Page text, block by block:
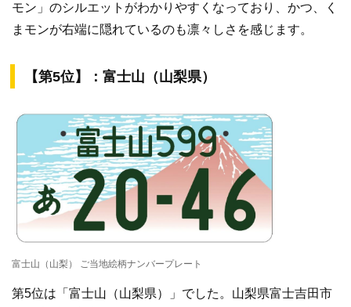
モン」のシルエットがわかりやすくなっており、かつ、く
まモンが右端に隠れているのも凛々しさを感じます。
【第5位】：富士山（山梨県）
富士山（山梨） ご当地絵柄ナンバープレート
第5位は「富士山（山梨県）」でした。山梨県富士吉田市